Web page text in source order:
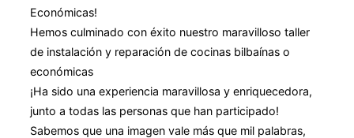
Económicas!
Hemos culminado con éxito nuestro maravilloso taller
de instalación y reparación de cocinas bilbaínas o
económicas
¡Ha sido una experiencia maravillosa y enriquecedora,
junto a todas las personas que han participado!
Sabemos que una imagen vale más que mil palabras,